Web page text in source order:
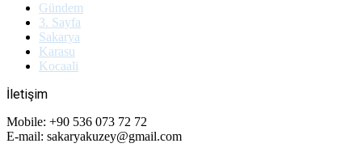
Gündem
3. Sayfa
Sakarya
Karasu
Kocaali
İletişim
Mobile: +90 536 073 72 72
E-mail: sakaryakuzey@gmail.com